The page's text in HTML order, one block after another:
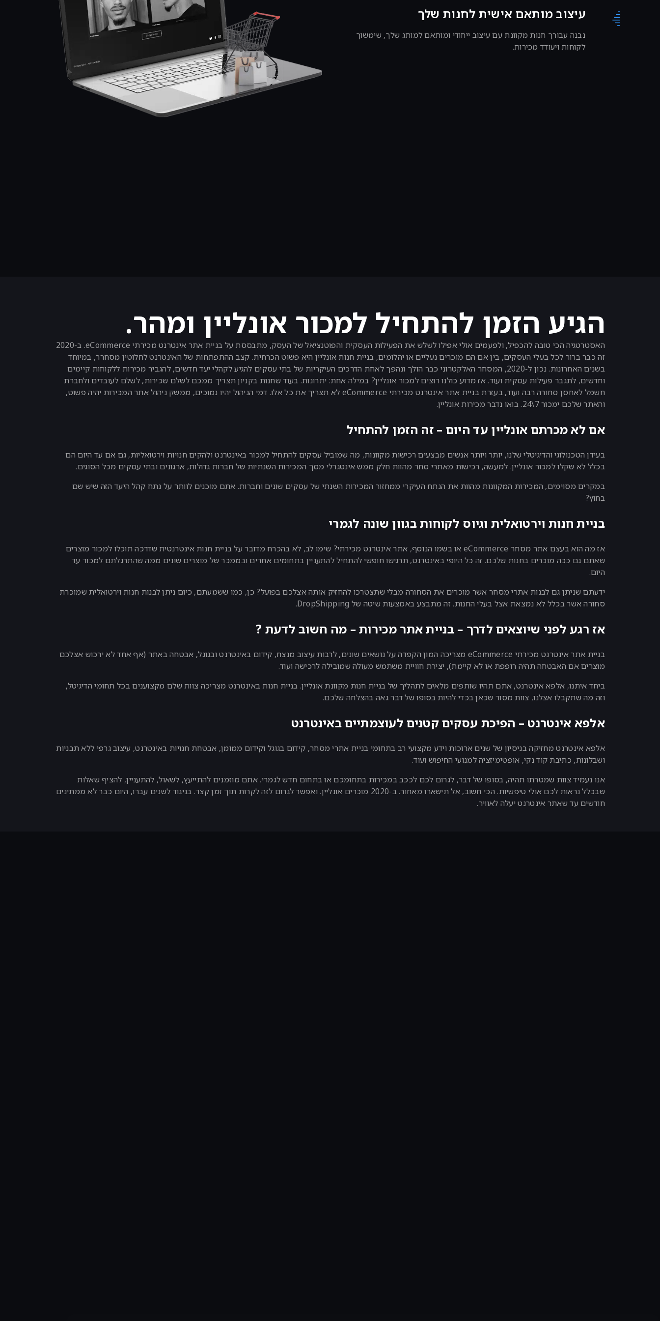
עיצוב מותאם אישית לחנות שלך
נבנה עבורך חנות מקוונת עם עיצוב ייחודי ומותאם למותג שלך, שימשוך
לקוחות ויעודד מכירות.
הגיע הזמן להתחיל למכור אונליין ומהר.
האסטרטגיה הכי טובה להכפיל, ולפעמים אולי אפילו לשלש את הפעילות העסקית והפוטנציאל של העסק, מתבססת על בניית אתר אינטרנט מכירתי eCommerce. ב-2020
זה כבר ברור לכל בעלי העסקים, בין אם הם מוכרים נעליים או יהלומים, בניית חנות אונליין היא פשוט הכרחית. קצב ההתפתחות של האינטרנט לחלוטין מסחרר, במיוחד
בשנים האחרונות. נכון ל-2020, המסחר האלקטרוני כבר הולך ונהפך לאחת הדרכים העיקריות של בתי עסקים להגיע לקהלי יעד חדשים, להגביר מכירות ללקוחות קיימים
וחדשים, לתגבר פעילות עסקית ועוד. אז מדוע כולנו רוצים למכור אונליין? במילה אחת: יתרונות. בעוד שחנות בקניון תצריך ממכם לשלם שכירות, לשלם לעובדים ולחברת
חשמל לאחסן סחורה רבה ועוד, בעזרת בניית אתר אינטרנט מכירתי eCommerce לא תצריך את כל אלו. דמי הניהול יהיו נמוכים, ממשק ניהול אתר המכירות יהיה פשוט,
והאתר שלכם ימכור 7\24. בואו נדבר מכירות אונליין.
אם לא מכרתם אונליין עד היום – זה הזמן להתחיל
בעידן הטכנולוגי והדיגיטלי שלנו, יותר ויותר אנשים מבצעים רכישות מקוונות, מה שמוביל עסקים להתחיל למכור באינטרנט ולהקים חנויות וירטואליות, גם אם עד היום הם
בכלל לא שקלו למכור אונליין. למעשה, רכישות מאתרי סחר מהוות חלק ממש אינטגרלי מסך המכירות השנתיות של חברות גדולות, ארגונים ובתי עסקים מכל הסוגים.
במקרים מסוימים, המכירות המקוונות מהוות את הנתח העיקרי ממחזור המכירות השנתי של עסקים שונים וחברות. אתם מוכנים לוותר על נתח קהל היעד הזה שיש שם
בחוץ?
בניית חנות וירטואלית וגיוס לקוחות בגוון שונה לגמרי
אז מה הוא בעצם אתר מסחר eCommerce או בשמו הנוסף, אתר אינטרנט מכירתי? שימו לב, לא בהכרח מדובר על בניית חנות אינטרנטית שדרכה תוכלו למכור מוצרים
שאתם גם ככה מוכרים בחנות שלכם. זה כל היופי באינטרנט, תרגישו חופשי להתחיל להתעניין בתחומים אחרים ובממכר של מוצרים שונים ממה שהתרגלתם למכור עד
היום.
ידעתם שניתן גם לבנות אתרי מסחר אשר מוכרים את הסחורה מבלי שתצטרכו להחזיק אותה אצלכם בפועל? כן, כמו ששמעתם, כיום ניתן לבנות חנות וירטואלית שמוכרת
סחורה אשר בכלל לא נמצאת אצל בעלי החנות. זה מתבצע באמצעות שיטה של DropShipping.
אז רגע לפני שיוצאים לדרך – בניית אתר מכירות – מה חשוב לדעת ?
בניית אתר אינטרנט מכירתי eCommerce מצריכה המון הקפדה על נושאים שונים, לרבות עיצוב מנצח, קידום באינטרנט ובגוגל, אבטחה באתר (אף אחד לא ירכוש אצלכם
מוצרים אם האבטחה תהיה רופפת או לא קיימת), יצירת חוויית משתמש מעולה שמובילה לרכישה ועוד.
ביחד איתנו, אלפא אינטרנט, אתם תהיו שותפים מלאים לתהליך של בניית חנות מקוונת אונליין. בניית חנות באינטרנט מצריכה צוות שלם מקצוענים בכל תחומי הדיגיטל,
וזה מה שתקבלו אצלנו, צוות מסור שכאן בכדי להיות בסופו של דבר גאה בהצלחה שלכם.
אלפא אינטרנט – הפיכת עסקים קטנים לעוצמתיים באינטרנט
אלפא אינטרנט מחזיקה בניסיון של שנים ארוכות וידע מקצועי רב בתחומי בניית אתרי מסחר, קידום בגוגל וקידום ממומן, אבטחת חנויות באינטרנט, עיצוב גרפי ללא תבניות
ושבלונות, כתיבת קוד נקי, אופטימיזציה למנועי החיפוש ועוד.
אנו נעמיד צוות שמטרתו תהיה, בסופו של דבר, לגרום לכם לככב במכירות בתחומכם או בתחום חדש לגמרי. אתם מוזמנים להתייעץ, לשאול, להתעניין, להציף שאלות
שבכלל נראות לכם אולי טיפשיות. הכי חשוב, אל תישארו מאחור. ב-2020 מוכרים אונליין. ואפשר לגרום לזה לקרות תוך זמן קצר. בניגוד לשנים עברו, היום כבר לא ממתינים
חודשים עד שאתר אינטרנט יעלה לאוויר.